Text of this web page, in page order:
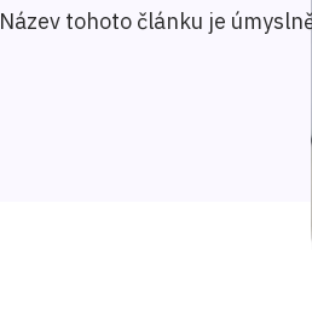
Název tohoto článku je